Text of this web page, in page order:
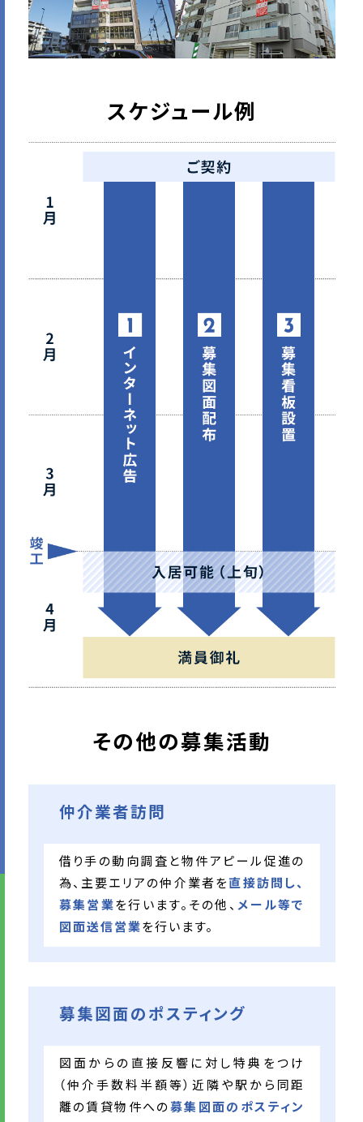
スケジュール例
その他の募集活動
仲介業者訪問
借り手の動向調査と物件アピール促進の
為、主要エリアの仲介業者を 直接訪問し、
募集営業 を行います。その他、メール等で
図面送信営業 を行います。
募集図面のポスティング
図面からの直接反響に対し特典をつけ
（仲介手数料半額等）近隣や駅から同距
離の賃貸物件への 募集図面のポスティン